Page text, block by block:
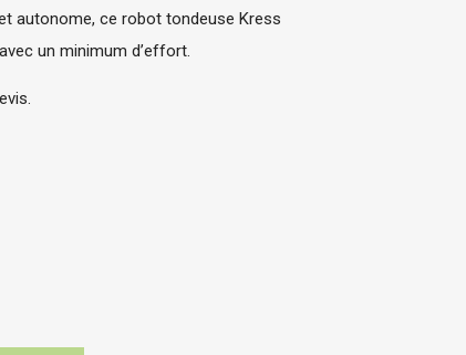
autonome, ce robot tondeuse Kress
un minimum d’effort.